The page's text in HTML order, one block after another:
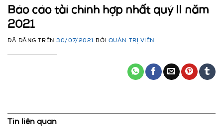
Báo cáo tài chính hợp nhất quý II năm
2021
ĐÃ ĐĂNG TRÊN30/07/2021 BỞI QUẢN TRỊ VIÊN
Tin liên quan